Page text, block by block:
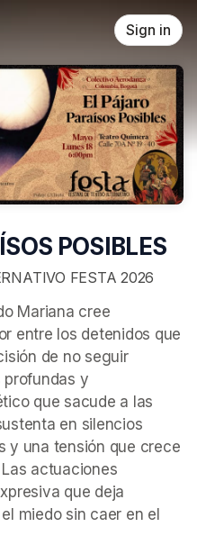
Sign in
POSIBLES
FESTA 2026
Mariana cree
entre los detenidos que
de no seguir
profundas y
que sacude a las
en silencios
y una tensión que crece
actuaciones
que deja
miedo sin caer en el